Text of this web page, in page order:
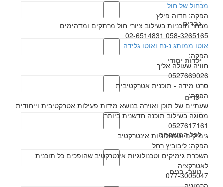
גברים
ילדות יסודי
ילדים
לכל המשפחה
נוער- בנים
מכחול של חול
הפקה: חדוה פילץ
מבחר תוכניות בשילוב ציורי חול מרתקים ומדהימים
058-3265165 02-6514831
אוטו ממותג נ-נח ואוטו גלידה
הפקה:
חוויה שעולה אליך
0527669026
סרט מידה - תוכנית אטרקטיבית
הפקה:
שעתיים של תוכן ואוירה בנושא מידות פעילות אטרקטיבית וייחודית
מסוגה בשילוב תוכנה חדשנית ביותר.
0527617161
גימיקים וטכנולוגיות אינטרקטיב
הפקה: ליבוביץ רחל
השכרת גימיקים וטכנולוגיות אינטרקטיב שהופכים כל תוכנית
לאטרקציה
077-3005047